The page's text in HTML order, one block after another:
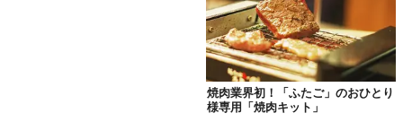
を掛け合わせることで誕生した新たな
、セルフラーメンやセルフうどん、セル
フカレーなど、飲食業界にセルフの波が到来か？
焼肉業界初！「ふたご」のおひとり
様専用「焼肉キット」